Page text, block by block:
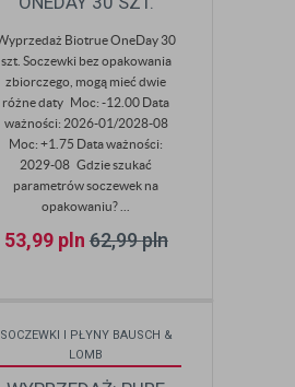
Biotrue OneDay 30
szt. Soczewki bez opakowania
zbiorczego, mogą mieć dwie
różne daty Moc: -12.00 Data
ważności: 2026-01/2028-08
Moc: +1.75 Data ważności:
2029-08 Gdzie szukać
parametrów soczewek na
opakowaniu? ...
53,99 pln 62,99pln
SOCZEWKI I PŁYNY BAUSCH &
LOMB